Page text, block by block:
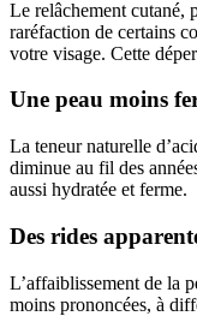
Le relâchement cutané,
raréfaction de certains
votre visage. Cette
Une peau moins
La teneur naturelle
diminue au fil des
aussi hydratée et ferme.
Des rides
L’affaiblissement de la
moins prononcées, à